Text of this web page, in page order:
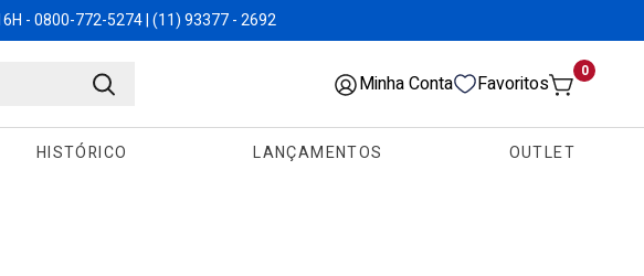
- 0800-772-5274 | (11) 93377 - 2692
Minha Conta Favoritos
0
HISTÓRICO LANÇAMENTOS OUTLET